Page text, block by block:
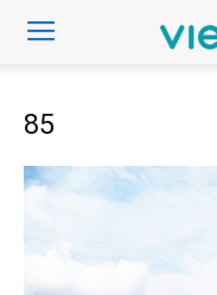
85